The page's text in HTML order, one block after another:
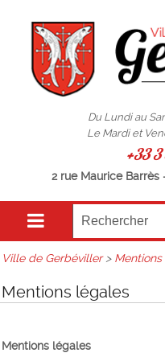
Du Lundi au
Le Mardi et
+33
2 rue Maurice Barrès
Ville de Gerbéviller>
Mentions légales
Mentions légales